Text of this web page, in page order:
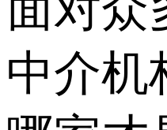
中介机